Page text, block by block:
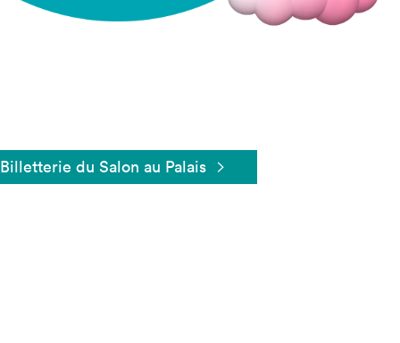
Billetterie du Salon au Palais